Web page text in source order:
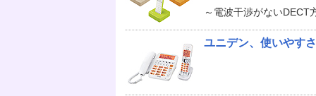
～電波干渉がないDECT
ユニデン、使いやす